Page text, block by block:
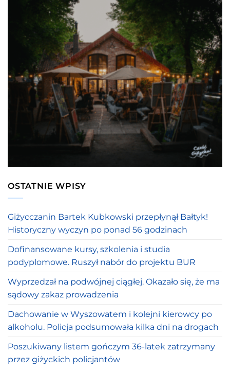
OSTATNIE WPISY
Giżycczanin Bartek Kubkowski przepłynął Bałtyk!
Historyczny wyczyn po ponad 56 godzinach
Dofinansowane kursy, szkolenia i studia
podyplomowe. Ruszył nabór do projektu BUR
Wyprzedzał na podwójnej ciągłej. Okazało się, że ma
sądowy zakaz prowadzenia
Dachowanie w Wyszowatem i kolejni kierowcy po
alkoholu. Policja podsumowała kilka dni na drogach
Poszukiwany listem gończym 36-latek zatrzymany
przez giżyckich policjantów